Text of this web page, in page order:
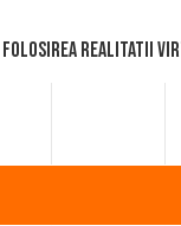
Folosirea